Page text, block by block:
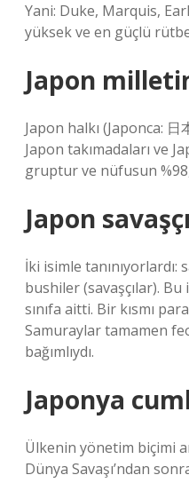
Yani: Duke, Marquis,
yüksek ve en güçlü
Japon
Japon halkı (Japonca:
Japon takımadaları ve
gruptur ve nüfusun
Japon
İki isimle
bushiler (savaşçılar). Bu
sınıfa aitti. Bir kısmı
Samuraylar tamamen
bağımlıydı.
Japonya
Ülkenin yönetim biçimi
Dünya Savaşı’ndan